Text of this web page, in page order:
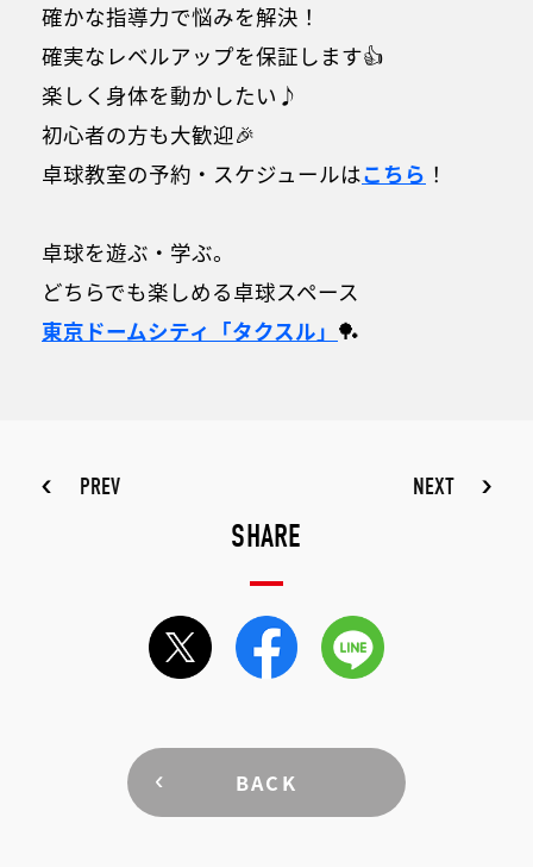
確かな指導力で悩みを解決！
確実なレベルアップを保証します👍
楽しく身体を動かしたい♪
初心者の方も大歓迎🎉
卓球教室の予約・スケジュールはこちら ！
卓球を遊ぶ・学ぶ。
どちらでも楽しめる卓球スペース
東京ドームシティ 「タクスル」 🏓
PREV NEXT
SHARE
BACK